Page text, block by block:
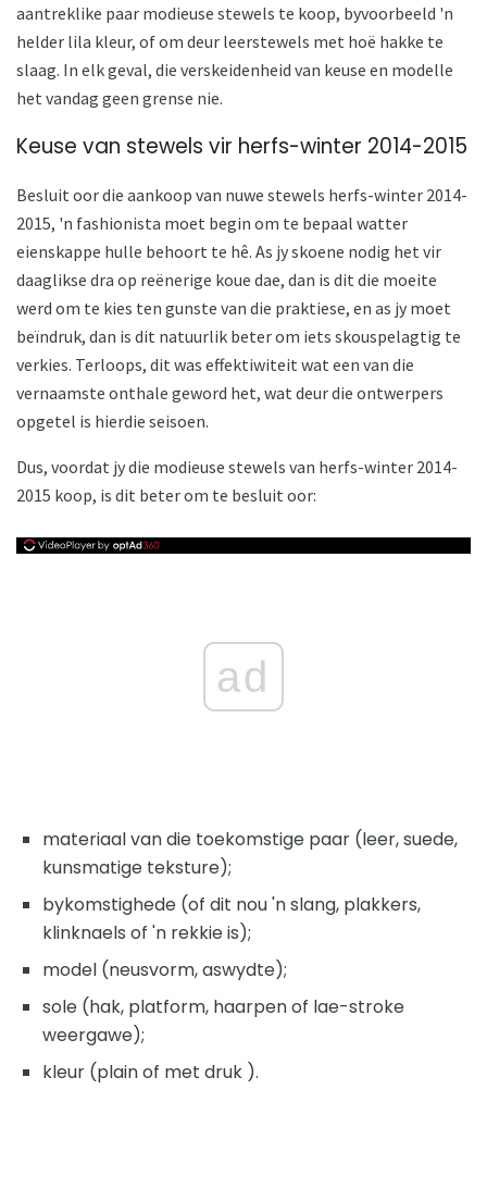
aantreklike paar modieuse stewels te koop, byvoorbeeld 'n
helder lila kleur, of om deur leerstewels met hoë hakke te
slaag. In elk geval, die verskeidenheid van keuse en modelle
het vandag geen grense nie.
Keuse van stewels vir herfs-winter 2014-2015
Besluit oor die aankoop van nuwe stewels herfs-winter 2014-
2015, 'n fashionista moet begin om te bepaal watter
eienskappe hulle behoort te hê. As jy skoene nodig het vir
daaglikse dra op reënerige koue dae, dan is dit die moeite
werd om te kies ten gunste van die praktiese, en as jy moet
beïndruk, dan is dit natuurlik beter om iets skouspelagtig te
verkies. Terloops, dit was effektiwiteit wat een van die
vernaamste onthale geword het, wat deur die ontwerpers
opgetel is hierdie seisoen.
Dus, voordat jy die modieuse stewels van herfs-winter 2014-
2015 koop, is dit beter om te besluit oor:
ad
materiaal van die toekomstige paar (leer, suede,
kunsmatige teksture);
bykomstighede (of dit nou 'n slang, plakkers,
klinknaels of 'n rekkie is);
model (neusvorm, aswydte);
sole (hak, platform, haarpen of lae-stroke
weergawe);
kleur (plain of met druk ).